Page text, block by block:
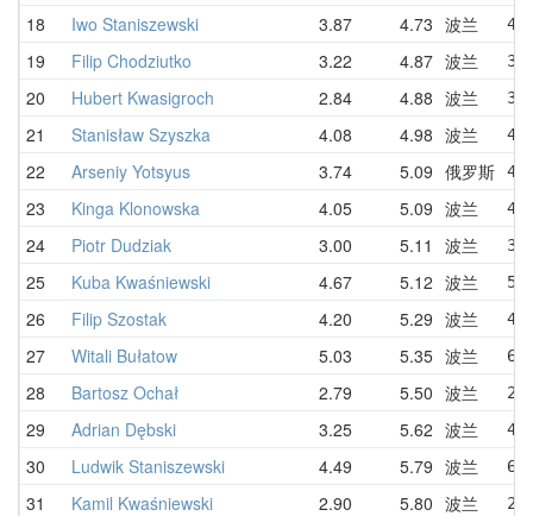
18 Iwo Staniszewski 3.87 4.73 波兰
19 Filip Chodziutko 3.22 4.87 波兰
20 Hubert Kwasigroch 2.84 4.88 波兰
21 Stanisław Szyszka 4.08 4.98 波兰
22 Arseniy Yotsyus 3.74 5.09 俄罗斯
23 Kinga Klonowska 4.05 5.09 波兰
24 Piotr Dudziak 3.00 5.11 波兰
25 Kuba Kwaśniewski 4.67 5.12 波兰
26 Filip Szostak 4.20 5.29 波兰
27 Witali Bułatow 5.03 5.35 波兰
28 Bartosz Ochał 2.79 5.50 波兰
29 Adrian Dębski 3.25 5.62 波兰
30 Ludwik Staniszewski 4.49 5.79 波兰
31 Kamil Kwaśniewski 2.90 5.80 波兰